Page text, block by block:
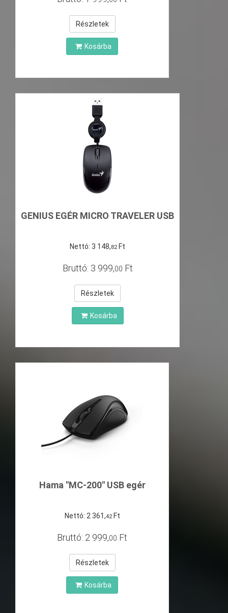
Részletek
Kosárba
GENIUS EGÉR MICRO TRAVELER USB
Nettó: 3 148,82 Ft
Bruttó: 3 999,00 Ft
Részletek
Kosárba
Hama "MC-200" USB egér
Nettó: 2 361,42 Ft
Bruttó: 2 999,00 Ft
Részletek
Kosárba